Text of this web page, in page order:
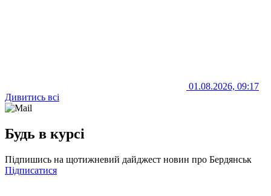
01.08.2026, 09:17
Дивитись всі
Будь в курсі
Підпишись на щотижневий дайджест новин про Бердянськ
Підписатися